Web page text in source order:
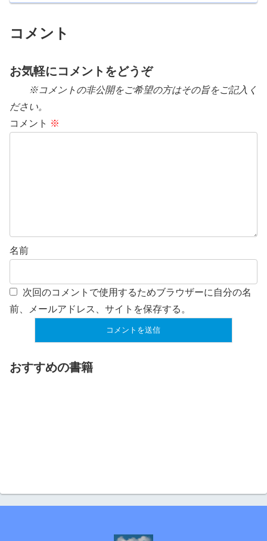
コメント
お気軽にコメントをどうぞ
※コメントの非公開をご希望の方はその旨をご記入く
ださい。
コメント ※
名前
次回のコメントで使用するためブラウザーに自分の名
前、メールアドレス、サイトを保存する。
おすすめの書籍